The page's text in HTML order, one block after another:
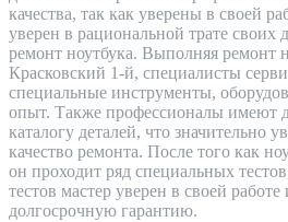
качества, так как уверены в своей
уверен в рациональной трате своих
ремонт ноутбука. Выполняя ремонт
Красковский 1-й, специалисты
специальные инструменты,
опыт. Также профессионалы имеют
каталогу деталей, что значительно
качество ремонта. После того как
он проходит ряд специальных
тестов мастер уверен в своей
долгосрочную гарантию.